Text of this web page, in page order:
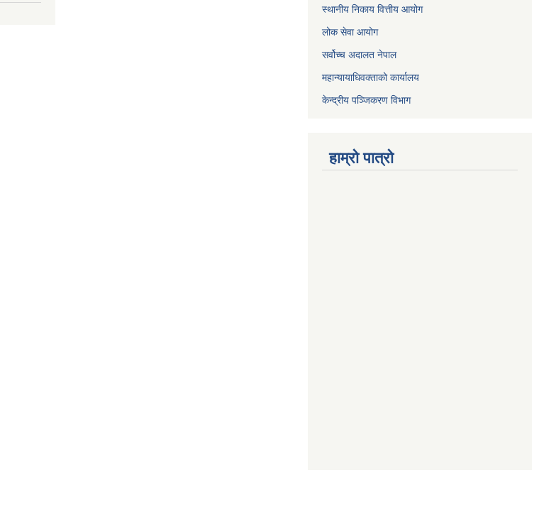
स्थानीय निकाय वित्तीय आयोग
लोक सेवा आयोग
सर्वोच्च अदालत नेपाल
महान्यायाधिवक्ताको कार्यालय
केन्द्रीय पञ्जिकरण विभाग
हाम्रो पात्रो